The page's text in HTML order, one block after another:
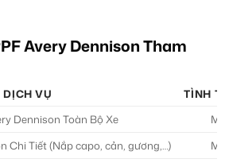
Avery Dennison Tham
DỊCH VỤ
TÌNH
Dennison Toàn Bộ Xe
Mới
Chi Tiết (Nắp capo, cản, gương,…)
Mới